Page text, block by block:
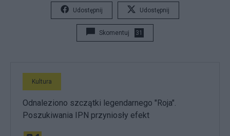
Udostępnij Udostępnij
Skomentuj 31
Kultura
Odnaleziono szczątki legendarnego "Roja".
Poszukiwania IPN przyniosły efekt